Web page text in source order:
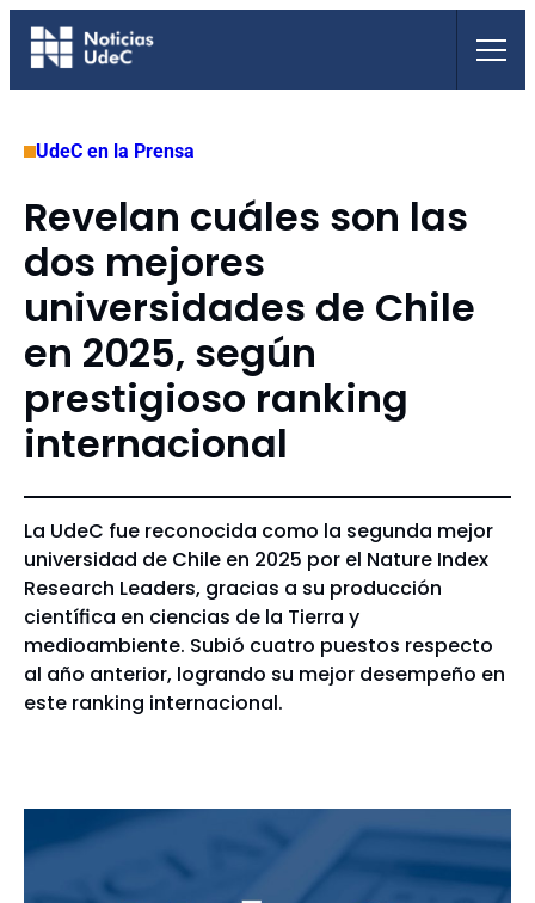
Saltar
UdeC en la Prensa
Revelan cuáles son las
dos mejores
universidades de Chile
en 2025, según
prestigioso ranking
internacional
La UdeC fue reconocida como la segunda mejor
universidad de Chile en 2025 por el Nature Index
Research Leaders, gracias a su producción
científica en ciencias de la Tierra y
medioambiente. Subió cuatro puestos respecto
al año anterior, logrando su mejor desempeño en
este ranking internacional.